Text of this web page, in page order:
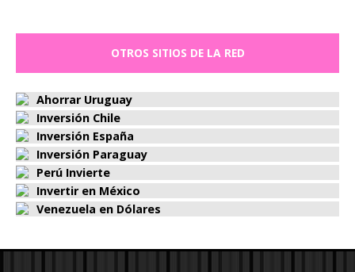
OTROS SITIOS DE LA RED
Ahorrar Uruguay
Inversión Chile
Inversión España
Inversión Paraguay
Perú Invierte
Invertir en México
Venezuela en Dólares